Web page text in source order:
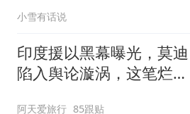
小雪有话说
印度援以黑幕曝光，莫迪
陷入舆论漩涡，这笔烂账
阿天爱旅行 85跟贴